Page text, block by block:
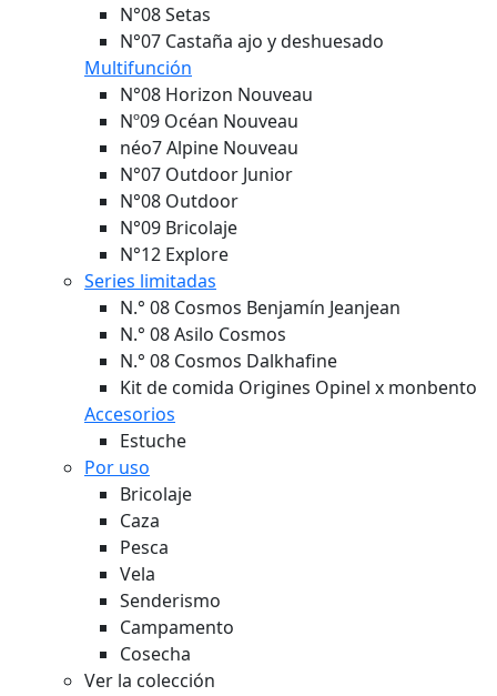
N°08 Setas
N°07 Castaña ajo y deshuesado
Multifunción
N°08 Horizon Nouveau
Nº09 Océan Nouveau
néo7 Alpine Nouveau
N°07 Outdoor Junior
N°08 Outdoor
N°09 Bricolaje
N°12 Explore
Series limitadas
N.° 08 Cosmos Benjamín Jeanjean
N.° 08 Asilo Cosmos
N.° 08 Cosmos Dalkhafine
Kit de comida Origines Opinel x monbento
Accesorios
Estuche
Por uso
Bricolaje
Caza
Pesca
Vela
Senderismo
Campamento
Cosecha
Ver la colección